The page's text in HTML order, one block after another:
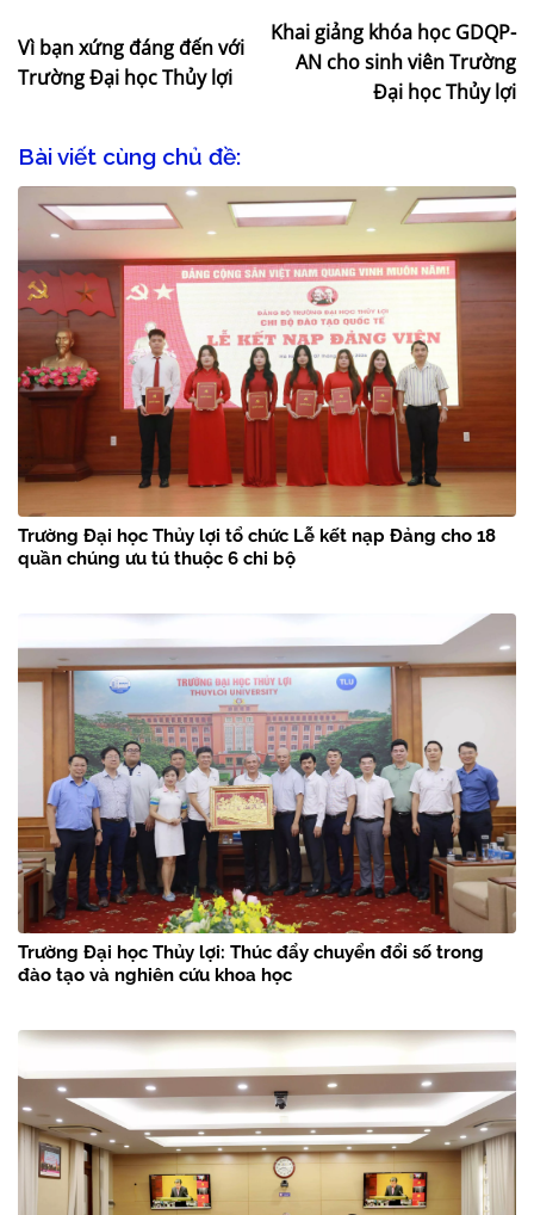
Vì bạn xứng đáng đến với
Trường Đại học Thủy lợi
Khai giảng khóa học GDQP-
AN cho sinh viên Trường
Đại học Thủy lợi
Bài viết cùng chủ đề:
Trường Đại học Thủy lợi tổ chức Lễ kết nạp Đảng cho 18
quần chúng ưu tú thuộc 6 chi bộ
Trường Đại học Thủy lợi: Thúc đẩy chuyển đổi số trong
đào tạo và nghiên cứu khoa học